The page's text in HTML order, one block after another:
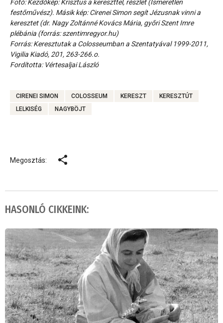
Fotó: Kezdőkép: Krisztus a kereszttel, részlet (Ismeretlen
festőművész). Másik kép: Cirenei Simon segít Jézusnak vinni a
keresztet (dr. Nagy Zoltánné Kovács Mária, győri Szent Imre
plébánia (forrás: szentimregyor.hu)
Forrás: Keresztutak a Colosseumban a Szentatyával 1999-2011,
Vigilia Kiadó, 201, 263-266.o.
Fordította: Vértesaljai László
CIRENEI SIMON COLOSSEUM KERESZT
KERESZTÚT
LELKISÉG
NAGYBÖJT
Megosztás:
HASONLÓ CIKKEINK: